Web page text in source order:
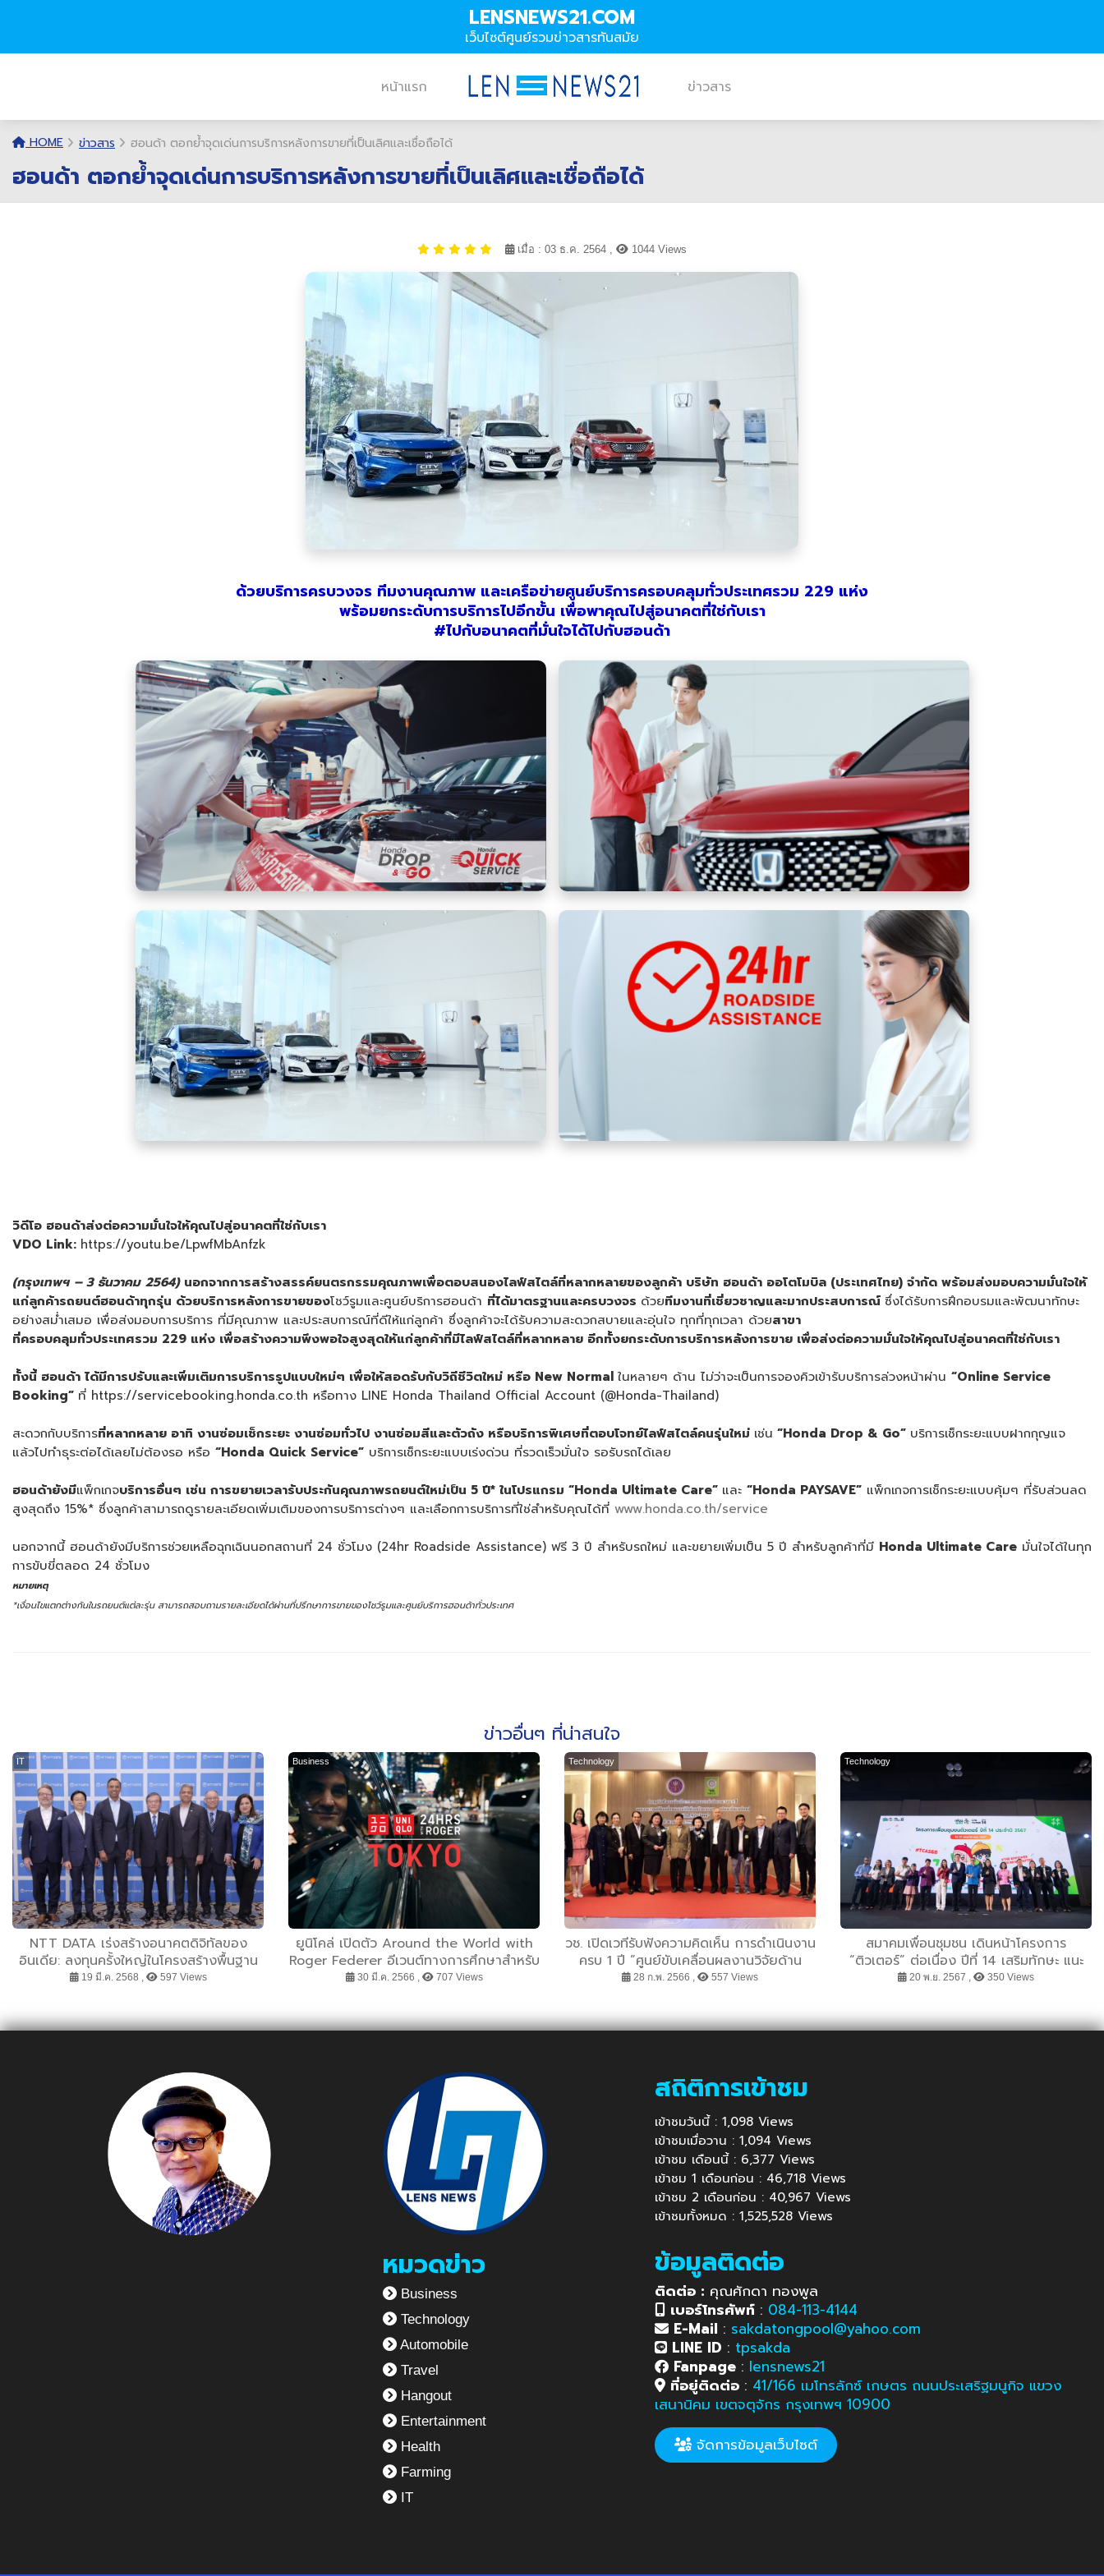
LENSNEWS21.COM
เว็บไซต์ศูนย์รวมข่าวสารทันสมัย
หน้าแรก ข่าวสาร
HOME ข่าวสาร ฮอนด้า ตอกย้ำจุดเด่นการบริการหลังการขายที่เป็นเลิศและเชื่อถือได้
ฮอนด้า ตอกย้ำจุดเด่นการบริการหลังการขายที่เป็นเลิศและเชื่อถือได้
เมื่อ : 03 ธ.ค. 2564 , 1044 Views
ด้วยบริการครบวงจร ทีมงานคุณภาพ และเครือข่ายศูนย์บริการครอบคลุมทั่วประเทศรวม 229 แห่ง
พร้อมยกระดับการบริการไปอีกขั้น เพื่อพาคุณไปสู่อนาคตที่ใช่กับเรา
#ไปกับอนาคตที่มั่นใจได้ไปกับฮอนด้า
วิดีโอ ฮอนด้าส่งต่อความมั่นใจให้คุณไปสู่อนาคตที่ใช่กับเรา
VDO Link: https://youtu.be/LpwfMbAnfzk
(กรุงเทพฯ –3 ธันวาคม 2564) นอกจากการสร้างสรรค์ยนตรกรรมคุณภาพเพื่อตอบสนองไลฟ์สไตล์ที่หลากหลายของลูกค้า บริษัท ฮอนด้า ออโตโมบิล (ประเทศไทย) จำกัด พร้อมส่งมอบความมั่นใจให้
แก่ลูกค้ารถยนต์ฮอนด้าทุกรุ่น ด้วยบริการหลังการขายของโชว์รูมและศูนย์บริการฮอนด้า ที่ได้มาตรฐานและครบวงจร ด้วยทีมงานที่เชี่ยวชาญและมากประสบการณ์ ซึ่งได้รับการฝึกอบรมและพัฒนาทักษะ
อย่างสม่ำเสมอ เพื่อส่งมอบการบริการ ที่มีคุณภาพ และประสบการณ์ที่ดีให้แก่ลูกค้า ซึ่งลูกค้าจะได้รับความสะดวกสบายและอุ่นใจ ทุกที่ทุกเวลา ด้วยสาขา
ที่ครอบคลุมทั่วประเทศรวม 229 แห่ง เพื่อสร้างความพึงพอใจสูงสุดให้แก่ลูกค้าที่มีไลฟ์สไตล์ที่หลากหลาย อีกทั้งยกระดับการบริการหลังการขาย เพื่อส่งต่อความมั่นใจให้คุณไปสู่อนาคตที่ใช่กับเรา
ทั้งนี้ ฮอนด้า ได้มีการปรับและเพิ่มเติมการบริการรูปแบบใหม่ๆ เพื่อให้สอดรับกับวิถีชีวิตใหม่ หรือ New Normal ในหลายๆ ด้าน ไม่ว่าจะเป็นการจองคิวเข้ารับบริการล่วงหน้าผ่าน “Online Service
Booking” ที่ https://servicebooking.honda.co.th หรือทาง LINE Honda Thailand Official Account (@Honda-Thailand)
สะดวกกับบริการที่หลากหลาย อาทิ งานซ่อมเช็กระยะ งานซ่อมทั่วไป งานซ่อมสีและตัวถัง หรือบริการพิเศษที่ตอบโจทย์ไลฟ์สไตล์คนรุ่นใหม่ เช่น “Honda Drop & Go” บริการเช็กระยะแบบฝากกุญแจ
แล้วไปทำธุระต่อได้เลยไม่ต้องรอ หรือ “Honda Quick Service” บริการเช็กระยะแบบเร่งด่วน ที่รวดเร็วมั่นใจ รอรับรถได้เลย
ฮอนด้ายังมีแพ็กเกจบริการอื่นๆ เช่น การขยายเวลารับประกันคุณภาพรถยนต์ใหม่เป็น 5 ปี* ในโปรแกรม “Honda Ultimate Care” และ “Honda PAYSAVE” แพ็กเกจการเช็กระยะแบบคุ้มๆ ที่รับส่วนลด
สูงสุดถึง 15%* ซึ่งลูกค้าสามารถดูรายละเอียดเพิ่มเติมของการบริการต่างๆ และเลือกการบริการที่ใช่สำหรับคุณได้ที่ www.honda.co.th/service
นอกจากนี้ ฮอนด้ายังมีบริการช่วยเหลือฉุกเฉินนอกสถานที่ 24 ชั่วโมง (24hr Roadside Assistance) ฟรี 3 ปี สำหรับรถใหม่ และขยายเพิ่มเป็น 5 ปี สำหรับลูกค้าที่มี Honda Ultimate Care มั่นใจได้ในทุก
การขับขี่ตลอด 24 ชั่วโมง
หมายเหตุ
*เงื่อนไขแตกต่างกันในรถยนต์แต่ละรุ่น สามารถสอบถามรายละเอียดได้ผ่านที่ปรึกษาการขายของโชว์รูมและศูนย์บริการฮอนด้าทั่วประเทศ
ข่าวอื่นๆ ที่น่าสนใจ
IT
NTT DATA เร่งสร้างอนาคตดิจิทัลของ
อินเดีย: ลงทุนครั้งใหญ่ในโครงสร้างพื้นฐาน
และ AI เพื่อเชื่อมโยงโลก
19 มี.ค. 2568 , 597 Views
Business
ยูนิโคล่ เปิดตัว Around the World with
Roger Federer อีเวนต์ทางการศึกษาสำหรับ
เยาวชน ร่วมกับแบรนด์แอมบาสเดอร์ระดับโลก
30 มี.ค. 2566 , 707 Views
Technology
วช. เปิดเวทีรับฟังความคิดเห็น การดำเนินงาน
ครบ 1 ปี ”ศูนย์ขับเคลื่อนผลงานวิจัยด้าน
ทรัพยากรธรรมชาติและสิ่งแวดล้อมสู่การนำไป
28 ก.พ. 2566 , 557 Views
Technology
สมาคมเพื่อนชุมชน เดินหน้าโครงการ
“ติวเตอร์” ต่อเนื่อง ปีที่ 14 เสริมทักษะ แนะ
เส้นทางสู่รั้วมหาวิทยาลัย ยกระดับการศึกษา
20 พ.ย. 2567 , 350 Views
หมวดข่าว
Business
Technology
Automobile
Travel
Hangout
Entertainment
Health
Farming
IT
สถิติการเข้าชม
เข้าชมวันนี้ : 1,098 Views
เข้าชมเมื่อวาน : 1,094 Views
เข้าชม เดือนนี้ : 6,377 Views
เข้าชม 1 เดือนก่อน : 46,718 Views
เข้าชม 2 เดือนก่อน : 40,967 Views
เข้าชมทั้งหมด : 1,525,528 Views
ข้อมูลติดต่อ
ติดต่อ : คุณศักดา ทองพูล
เบอร์โทรศัพท์ : 084-113-4144
E-Mail : sakdatongpool@yahoo.com
LINE ID : tpsakda
Fanpage : lensnews21
ที่อยู่ติดต่อ : 41/166 เมโทรลักซ์ เกษตร ถนนประเสริฐมนูกิจ แขวง
เสนานิคม เขตจตุจักร กรุงเทพฯ 10900
จัดการข้อมูลเว็บไซต์